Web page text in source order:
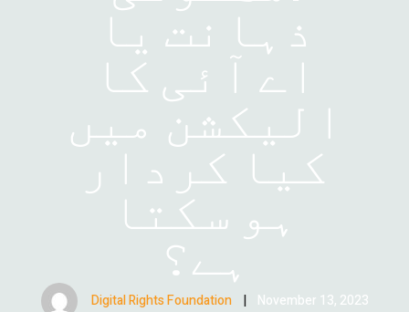
ذہانت یا
اے آئی کا
الیکشن میں
کیا کردار
ہو سکتا
ہے؟
Digital Rights Foundation | November 13, 2023